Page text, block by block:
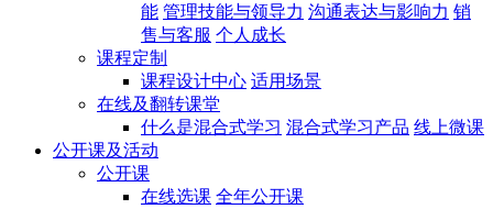
能 管理技能与领导力 沟通表达与影响力 销
售与客服 个人成长
课程定制
课程设计中心 适用场景
在线及翻转课堂
什么是混合式学习 混合式学习产品 线上微课
公开课及活动
公开课
在线选课 全年公开课